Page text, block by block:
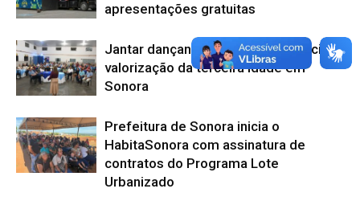
apresentações gratuitas
Jantar dançante celebra convivência e
valorização da terceira idade em
Sonora
Prefeitura de Sonora inicia o
HabitaSonora com assinatura de
contratos do Programa Lote
Urbanizado